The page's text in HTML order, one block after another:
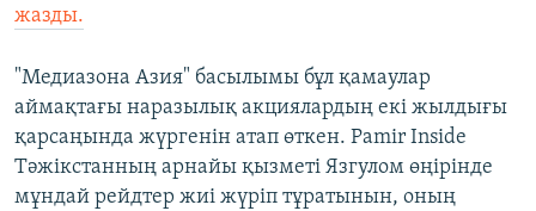
жазды.
"Медиазона Азия" басылымы бұл қамаулар
аймақтағы наразылық акциялардың екі жылдығы
қарсаңында жүргенін атап өткен. Pamir Inside
Тәжікстанның арнайы қызметі Язгулом өңірінде
мұндай рейдтер жиі жүріп тұратынын, оның